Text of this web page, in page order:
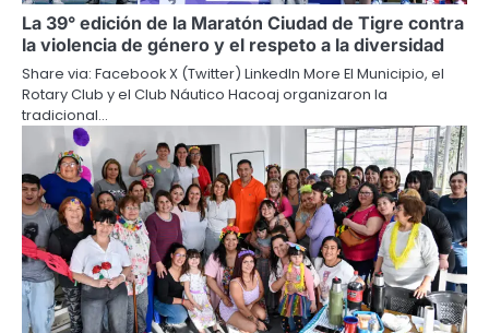
La 39° edición de la Maratón Ciudad de Tigre contra
la violencia de género y el respeto a la diversidad
Share via: Facebook X (Twitter) LinkedIn More El Municipio, el
Rotary Club y el Club Náutico Hacoaj organizaron la
tradicional…